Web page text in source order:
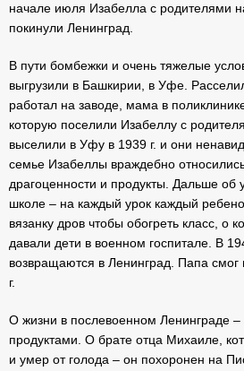
начале июля Изабелла с родителями
покинули Ленинград.
В пути бомбежки и очень тяжелые
выгрузили в Башкирии, в Уфе.
работал на заводе, мама в
которую поселили Изабеллу с
выселили в Уфу в 1939 г. и они
семье Изабеллы враждебно
драгоценности и продукты. Дальше об
школе – на каждый урок каждый
вязанку дров чтобы обогреть класс, о
давали дети в военном госпитале. В
возвращаются в Ленинград. Папа смог
г.
О жизни в послевоенном Ленинграде –
продуктами. О брате отца Михаиле,
и умер от голода – он похоронен на